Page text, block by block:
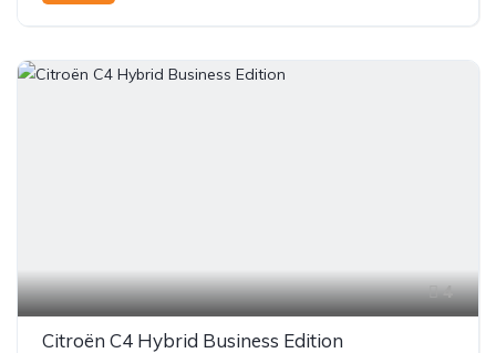
4
Citroën C4 Hybrid Business Edition